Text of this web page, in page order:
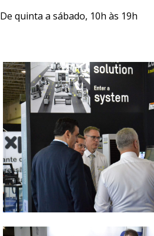
De quinta a sábado, 10h às 19h